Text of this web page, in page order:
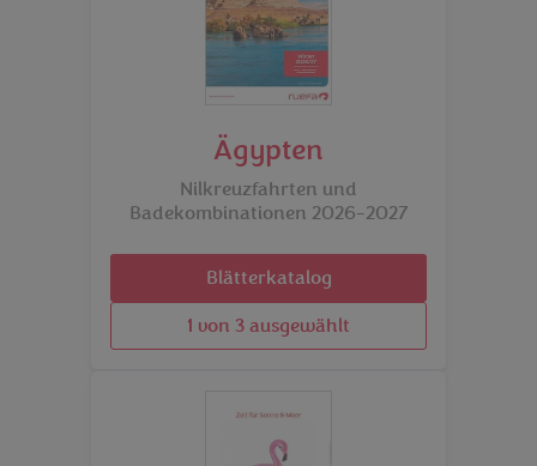
Ägypten
Nilkreuzfahrten und
Badekombinationen 2026-2027
Blätterkatalog
1 von 3 ausgewählt